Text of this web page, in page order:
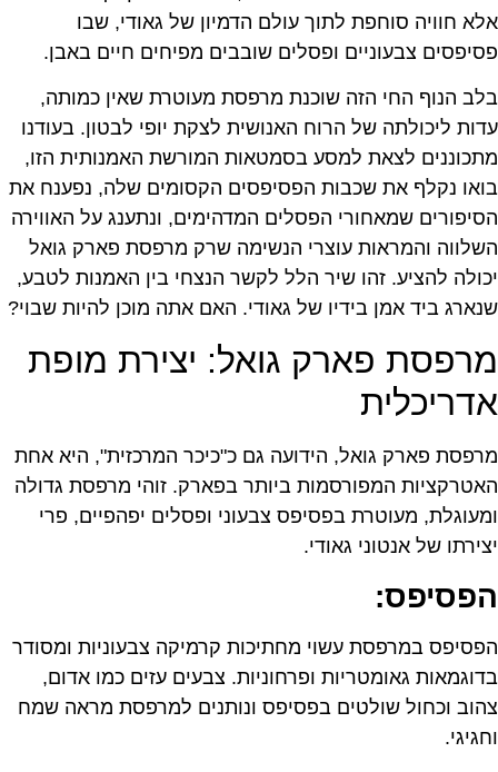
אלא חוויה סוחפת לתוך עולם הדמיון של גאודי, שבו
פסיפסים צבעוניים ופסלים שובבים מפיחים חיים באבן.
בלב הנוף החי הזה שוכנת מרפסת מעוטרת שאין כמותה,
עדות ליכולתה של הרוח האנושית לצקת יופי לבטון. בעודנו
מתכוננים לצאת למסע בסמטאות המורשת האמנותית הזו,
בואו נקלף את שכבות הפסיפסים הקסומים שלה, נפענח את
הסיפורים שמאחורי הפסלים המדהימים, ונתענג על האווירה
השלווה והמראות עוצרי הנשימה שרק מרפסת פארק גואל
יכולה להציע. זהו שיר הלל לקשר הנצחי בין האמנות לטבע,
שנארג ביד אמן בידיו של גאודי. האם אתה מוכן להיות שבוי?
מרפסת פארק גואל: יצירת מופת
אדריכלית
מרפסת פארק גואל, הידועה גם כ"כיכר המרכזית", היא אחת
האטרקציות המפורסמות ביותר בפארק. זוהי מרפסת גדולה
ומעוגלת, מעוטרת בפסיפס צבעוני ופסלים יפהפיים, פרי
יצירתו של אנטוני גאודי.
הפסיפס:
הפסיפס במרפסת עשוי מחתיכות קרמיקה צבעוניות ומסודר
בדוגמאות גאומטריות ופרחוניות. צבעים עזים כמו אדום,
צהוב וכחול שולטים בפסיפס ונותנים למרפסת מראה שמח
וחגיגי.